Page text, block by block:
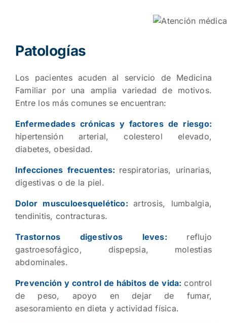
Patologías
Los pacientes acuden al servicio de Medicina
Familiar por una amplia variedad de motivos.
Entre los más comunes se encuentran:
Enfermedades crónicas y factores de riesgo:
hipertensión arterial, colesterol elevado,
diabetes, obesidad.
Infecciones frecuentes: respiratorias, urinarias,
digestivas o de la piel.
Dolor musculoesquelético:artrosis, lumbalgia,
tendinitis, contracturas.
Trastornos digestivos leves: reflujo
gastroesofágico, dispepsia, molestias
abdominales.
Prevención y control de hábitos de vida:control
de peso, apoyo en dejar de fumar,
asesoramiento en dieta y actividad física.